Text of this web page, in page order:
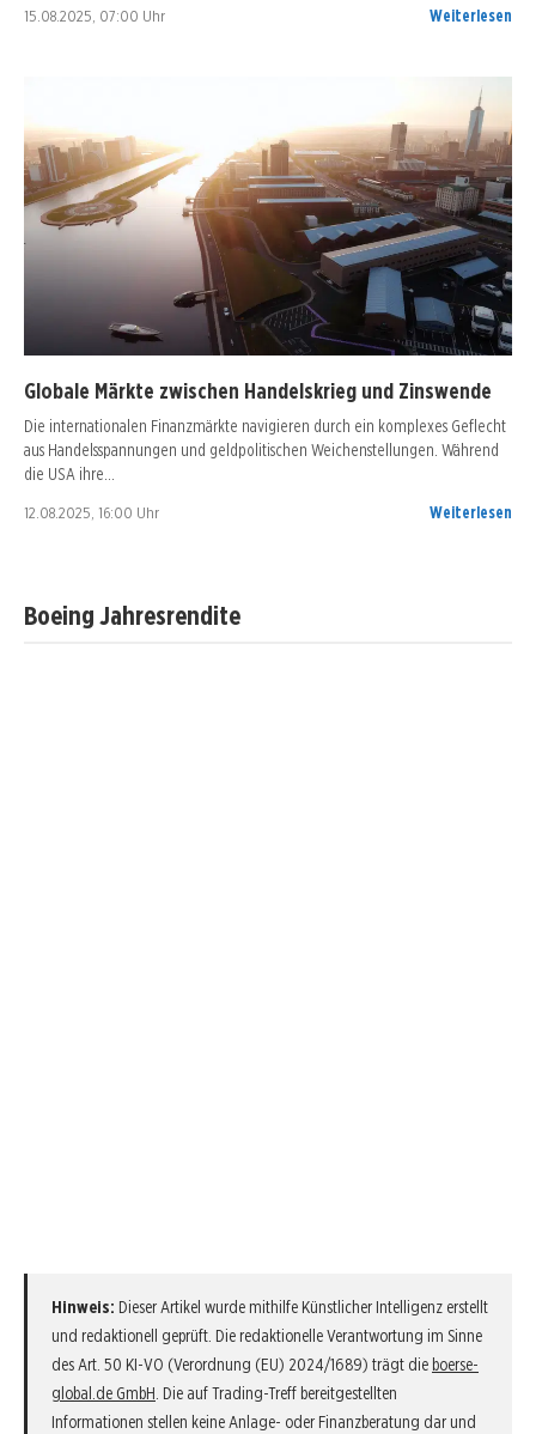
15.08.2025, 07:00 Uhr Weiterlesen
Globale Märkte zwischen Handelskrieg und Zinswende
Die internationalen Finanzmärkte navigieren durch ein komplexes Geflecht
aus Handelsspannungen und geldpolitischen Weichenstellungen. Während
die USA ihre…
12.08.2025, 16:00 Uhr Weiterlesen
Boeing Jahresrendite
Hinweis: Dieser Artikel wurde mithilfe Künstlicher Intelligenz erstellt
und redaktionell geprüft. Die redaktionelle Verantwortung im Sinne
des Art. 50 KI-VO (Verordnung (EU) 2024/1689) trägt die boerse-
global.de GmbH . Die auf Trading-Treff bereitgestellten
Informationen stellen keine Anlage- oder Finanzberatung dar und